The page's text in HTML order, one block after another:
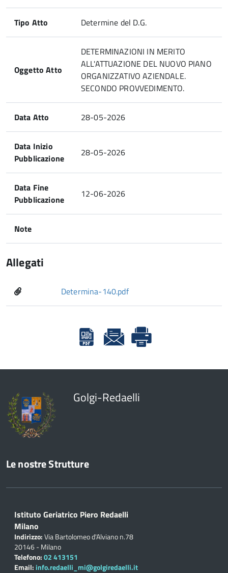
Tipo Atto Determine del D.G.
Oggetto Atto
DETERMINAZIONI IN MERITO
ALL'ATTUAZIONE DEL NUOVO PIANO
ORGANIZZATIVO AZIENDALE.
SECONDO PROVVEDIMENTO.
Data Atto 28-05-2026
Data Inizio
Pubblicazione
28-05-2026
Data Fine
Pubblicazione
12-06-2026
Note
Allegati
Determina-140.pdf
Golgi-Redaelli
Le nostre Strutture
Istituto Geriatrico Piero Redaelli
Milano
Indirizzo:Via Bartolomeo d'Alviano n.78
20146 - Milano
Telefono:02 413151
Email: info.redaelli_mi@golgiredaelli.it